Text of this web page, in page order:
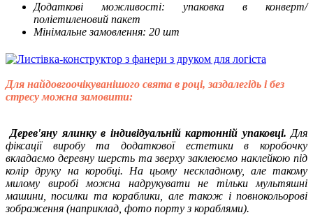
Додаткові можливості: упаковка в конверт/
поліетиленовий пакет
Мінімальне замовлення: 20 шт
Для найдовгоочікуванішого свята в році, заздалегідь і без
стресу можна замовити:
Дерев'яну ялинку в індивідуальній картонній упаковці. Для
фіксації виробу та додаткової естетики в коробочку
вкладаємо деревну шерсть та зверху заклеюємо наклейкою під
колір друку на коробці. На цьому нескладному, але такому
милому виробі можна надрукувати не тільки мультяшні
машини, посилки та кораблики, але також і повнокольорові
зображення (наприклад, фото порту з кораблями).